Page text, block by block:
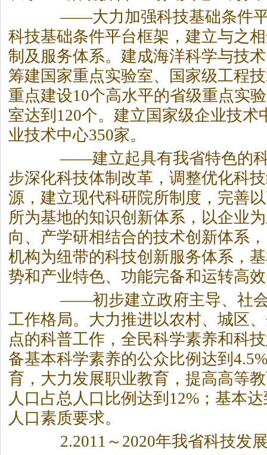
——大力加强科技基础条件平
科技基础条件平台框架，建立与之
制及服务体系。建成海洋科学与技
筹建国家重点实验室、国家级工程
重点建设10个高水平的省级重点实
室达到120个。建立国家级企业技术
业技术中心350家。
——建立起具有我省特色的科
步深化科技体制改革，调整优化科
源，建立现代科研院所制度，完善
所为基地的知识创新体系，以企业
向、产学研相结合的技术创新体系
机构为纽带的科技创新服务体系，
势和产业特色、功能完备和运转高
——初步建立政府主导、社会
工作格局。大力推进以农村、城区
点的科普工作，全民科学素养和科
备基本科学素养的公众比例达到
育，大力发展职业教育，提高高等
人口占总人口比例达到12%；基本
人口素质要求。
2.2011～2020年我省科技发